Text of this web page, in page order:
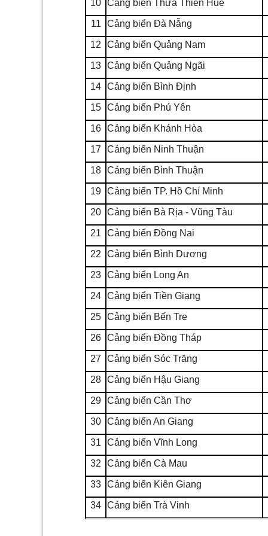
10 Cảng biển Thừa Thiên Huế
11 Cảng biển Đà Nẵng
12 Cảng biển Quảng Nam
13 Cảng biển Quảng Ngãi
14 Cảng biển Bình Định
15 Cảng biển Phú Yên
16 Cảng biển Khánh Hòa
17 Cảng biển Ninh Thuận
18 Cảng biển Bình Thuận
19 Cảng biển TP. Hồ Chí Minh
20 Cảng biển Bà Rịa - Vũng Tàu
21 Cảng biển Đồng Nai
22 Cảng biển Bình Dương
23 Cảng biển Long An
24 Cảng biển Tiền Giang
25 Cảng biển Bến Tre
26 Cảng biển Đồng Tháp
27 Cảng biển Sóc Trăng
28 Cảng biển Hậu Giang
29 Cảng biển Cần Thơ
30 Cảng biển An Giang
31 Cảng biển Vĩnh Long
32 Cảng biển Cà Mau
33 Cảng biển Kiên Giang
34 Cảng biển Trà Vinh